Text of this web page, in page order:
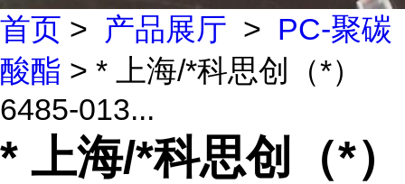
首页 > 产品展厅 > PC-聚碳
酸酯 > * 上海/*科思创（*）
6485-013...
* 上海/*科思创（*）